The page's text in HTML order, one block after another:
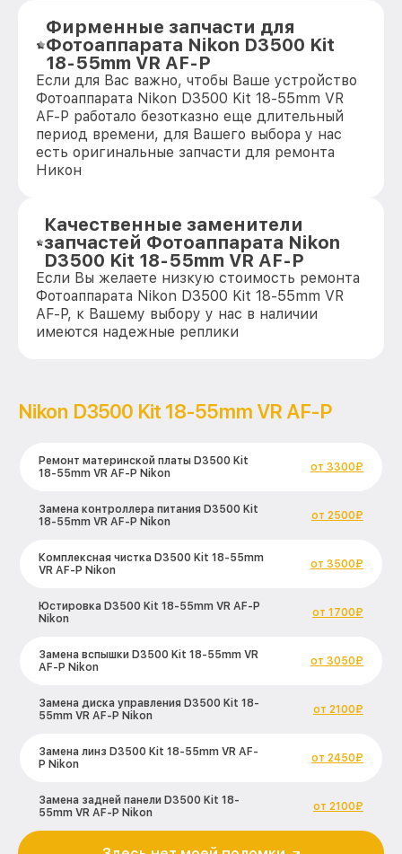
Фирменные запчасти для
Фотоаппарата Nikon D3500 Kit
18-55mm VR AF-P
Если для Вас важно, чтобы Ваше устройство
Фотоаппарата Nikon D3500 Kit 18-55mm VR
AF-P работало безотказно еще длительный
период времени, для Вашего выбора у нас
есть оригинальные запчасти для ремонта
Никон
Качественные заменители
запчастей Фотоаппарата Nikon
D3500 Kit 18-55mm VR AF-P
Если Вы желаете низкую стоимость ремонта
Фотоаппарата Nikon D3500 Kit 18-55mm VR
AF-P, к Вашему выбору у нас в наличии
имеются надежные реплики
Nikon D3500 Kit 18-55mm VR AF-P
Ремонт материнской платы D3500 Kit
18-55mm VR AF-P Nikon
от 3300₽
Замена контроллера питания D3500 Kit
18-55mm VR AF-P Nikon
от 2500₽
Комплексная чистка D3500 Kit 18-55mm
VR AF-P Nikon
от 3500₽
Юстировка D3500 Kit 18-55mm VR AF-P
Nikon
от 1700₽
Замена вспышки D3500 Kit 18-55mm VR
AF-P Nikon
от 3050₽
Замена диска управления D3500 Kit 18-
55mm VR AF-P Nikon
от 2100₽
Замена линз D3500 Kit 18-55mm VR AF-
P Nikon
от 2450₽
Замена задней панели D3500 Kit 18-
55mm VR AF-P Nikon
от 2100₽
Замена передней панели D3500 Kit 18-